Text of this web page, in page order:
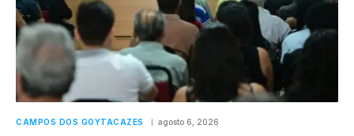
CAMPOS DOS GOYTACAZES agosto 6, 2026